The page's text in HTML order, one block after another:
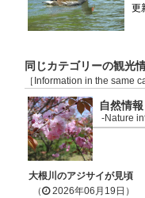
更
同じカテゴリーの観光
［Information in the same
自然情報
-Nature
大根川のアジサイが見頃
（
2026年06月19日）